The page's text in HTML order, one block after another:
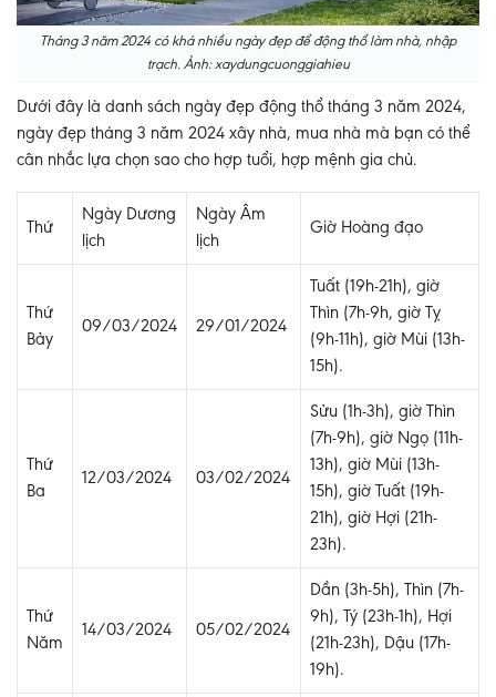
Tháng 3 năm 2024 có khá nhiều ngày đẹp để động thổ làm nhà, nhập
trạch. Ảnh: xaydungcuonggiahieu
Dưới đây là danh sách ngày đẹp động thổ tháng 3 năm 2024,
ngày đẹp tháng 3 năm 2024 xây nhà, mua nhà mà bạn có thể
cân nhắc lựa chọn sao cho hợp tuổi, hợp mệnh gia chủ.
Thứ
Ngày Dương
lịch
Ngày Âm
lịch
Giờ Hoàng đạo
Thứ
Bảy
09/03/2024 29/01/2024
Tuất (19h-21h), giờ
Thìn (7h-9h, giờ Tỵ
(9h-11h), giờ Mùi (13h-
15h).
Thứ
Ba
12/03/2024 03/02/2024
Sửu (1h-3h), giờ Thìn
(7h-9h), giờ Ngọ (11h-
13h), giờ Mùi (13h-
15h), giờ Tuất (19h-
21h), giờ Hợi (21h-
23h).
Thứ
Năm
14/03/2024 05/02/2024
Dần (3h-5h), Thìn (7h-
9h), Tý (23h-1h), Hợi
(21h-23h), Dậu (17h-
19h).